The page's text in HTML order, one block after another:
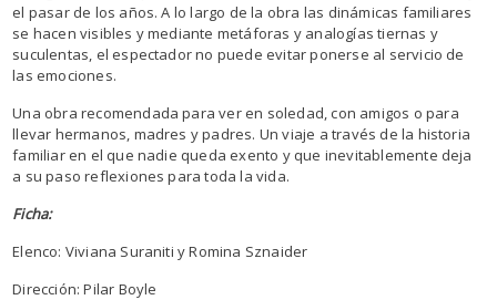
el pasar de los años. A lo largo de la obra las dinámicas familiares
se hacen visibles y mediante metáforas y analogías tiernas y
suculentas, el espectador no puede evitar ponerse al servicio de
las emociones.
Una obra recomendada para ver en soledad, con amigos o para
llevar hermanos, madres y padres. Un viaje a través de la historia
familiar en el que nadie queda exento y que inevitablemente deja
a su paso reflexiones para toda la vida.
Ficha:
Elenco: Viviana Suraniti y Romina Sznaider
Dirección: Pilar Boyle